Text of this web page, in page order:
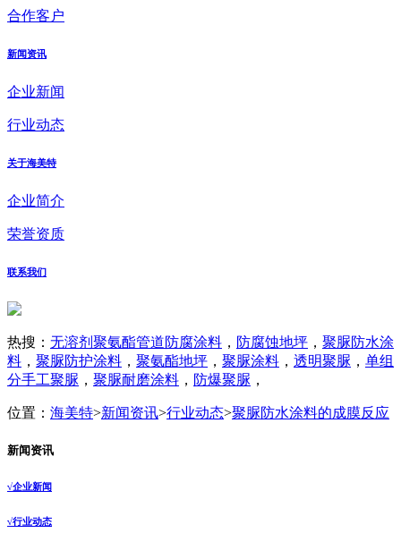
合作客户
新闻资讯
企业新闻
行业动态
关于海美特
企业简介
荣誉资质
联系我们
热搜： 无溶剂聚氨酯管道防腐涂料 ， 防腐蚀地坪 ， 聚脲防水涂
料 ， 聚脲防护涂料 ， 聚氨酯地坪 ， 聚脲涂料 ， 透明聚脲 ， 单组
分手工聚脲 ， 聚脲耐磨涂料 ， 防爆聚脲 ，
位置： 海美特>新闻资讯>行业动态>聚脲防水涂料的成膜反应
新闻资讯
√企业新闻
√行业动态